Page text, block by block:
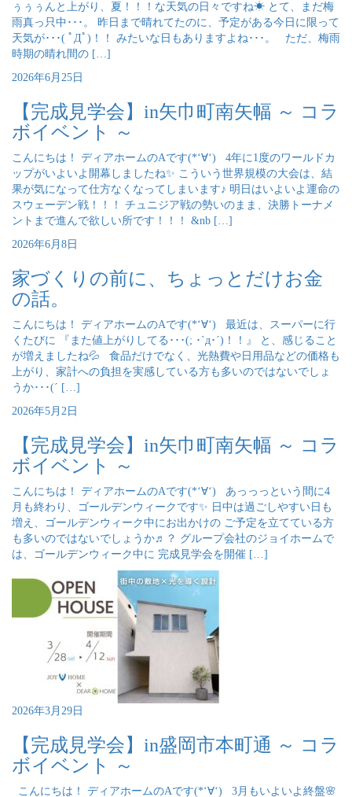
ぅぅぅんと上がり、夏！！！な天気の日々ですね☀ とて、まだ梅
雨真っ只中･･･。 昨日まで晴れてたのに、予定がある今日に限って
天気が･･･( ﾟДﾟ)！！ みたいな日もありますよね･･･。 ただ、梅雨
時期の晴れ間の […]
2026年6月25日
【完成見学会】in矢巾町南矢幅 ～ コラ
ボイベント ～
こんにちは！ ディアホームのAです(*‘∀‘) 4年に1度のワールドカ
ップがいよいよ開幕しましたね✨ こういう世界規模の大会は、結
果が気になって仕方なくなってしまいます♪ 明日はいよいよ運命の
スウェーデン戦！！！ チュニジア戦の勢いのまま、決勝トーナメ
ントまで進んで欲しい所です！！！ &nb […]
2026年6月8日
家づくりの前に、ちょっとだけお金
の話。
こんにちは！ ディアホームのAです(*‘∀‘) 最近は、スーパーに行
くたびに 『また値上がりしてる･･･(; ･`д･´)！！』 と、感じること
が増えましたね💦 食品だけでなく、光熱費や日用品などの価格も
上がり、家計への負担を実感している方も多いのではないでしょ
うか･･･(´ […]
2026年5月2日
【完成見学会】in矢巾町南矢幅 ～ コラ
ボイベント ～
こんにちは！ ディアホームのAです(*‘∀‘) あっっっという間に4
月も終わり、ゴールデンウィークです✨ 日中は過ごしやすい日も
増え、ゴールデンウィーク中にお出かけの ご予定を立てている方
も多いのではないでしょうか♬？ グループ会社のジョイホームで
は、ゴールデンウィーク中に 完成見学会を開催 […]
2026年3月29日
【完成見学会】in盛岡市本町通 ～ コラ
ボイベント ～
こんにちは！ ディアホームのAです(*‘∀‘) 3月もいよいよ終盤🌸